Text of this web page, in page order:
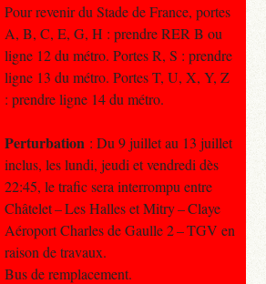
Pour revenir du Stade de France, portes
A, B, C, E, G, H : prendre RER B ou
ligne 12 du métro. Portes R, S : prendre
ligne 13 du métro. Portes T, U, X, Y, Z
: prendre ligne 14 du métro.
Perturbation : Du 9 juillet au 13 juillet
inclus, les lundi, jeudi et vendredi dès
22:45, le trafic sera interrompu entre
Châtelet – Les Halles et Mitry – Claye
Aéroport Charles de Gaulle 2 – TGV en
raison de travaux.
Bus de remplacement.